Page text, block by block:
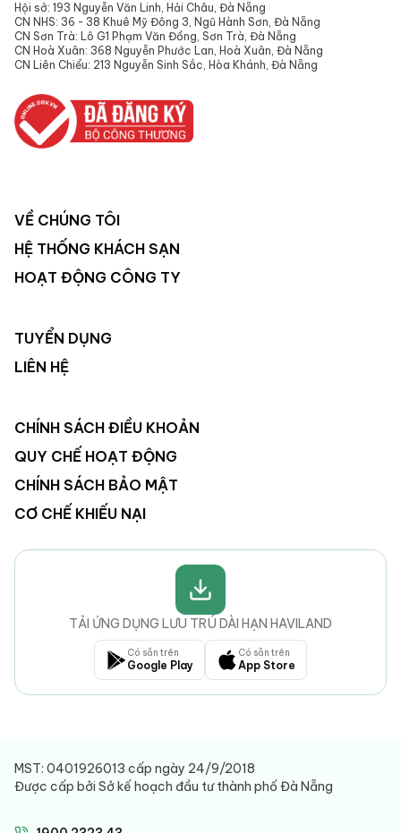
Hội sở: 193 Nguyễn Văn Linh, Hải Châu, Đà Nẵng
CN NHS: 36 - 38 Khuê Mỹ Đông 3, Ngũ Hành Sơn, Đà Nẵng
CN Sơn Trà: Lô G1 Phạm Văn Đồng, Sơn Trà, Đà Nẵng
CN Hoà Xuân: 368 Nguyễn Phước Lan, Hoà Xuân, Đà Nẵng
CN Liên Chiểu: 213 Nguyễn Sinh Sắc, Hòa Khánh, Đà Nẵng
VỀ CHÚNG TÔI
HỆ THỐNG KHÁCH SẠN
HOẠT ĐỘNG CÔNG TY
TUYỂN DỤNG
LIÊN HỆ
CHÍNH SÁCH ĐIỀU KHOẢN
QUY CHẾ HOẠT ĐỘNG
CHÍNH SÁCH BẢO MẬT
CƠ CHẾ KHIẾU NẠI
TẢI ỨNG DỤNG LƯU TRÚ DÀI HẠN HAVILAND
Có sẵn trên
Google Play
Có sẵn trên
App Store
MST: 0401926013 cấp ngày 24/9/2018
Được cấp bởi Sở kế hoạch đầu tư thành phố Đà Nẵng